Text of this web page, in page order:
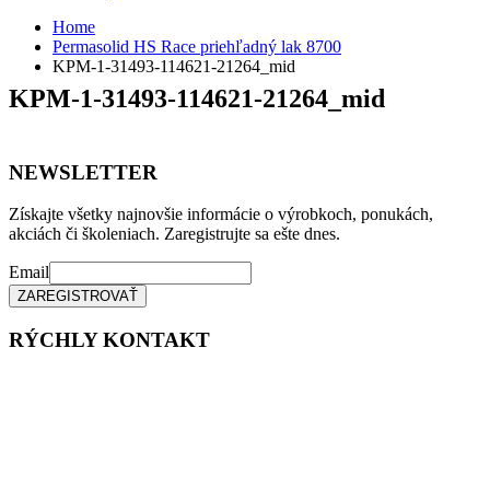
Home
Permasolid HS Race priehľadný lak 8700
KPM-1-31493-114621-21264_mid
KPM-1-31493-114621-21264_mid
NEWSLETTER
Získajte všetky najnovšie informácie o výrobkoch, ponukách,
akciách či školeniach. Zaregistrujte sa ešte dnes.
Email
RÝCHLY KONTAKT